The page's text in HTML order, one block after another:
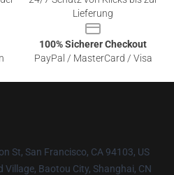
Lieferung
100% Sicherer Checkout
PayPal / MasterCard / Visa
St, San Francisco, CA 94103, US
Village, Baotou City, Shanghai, CN